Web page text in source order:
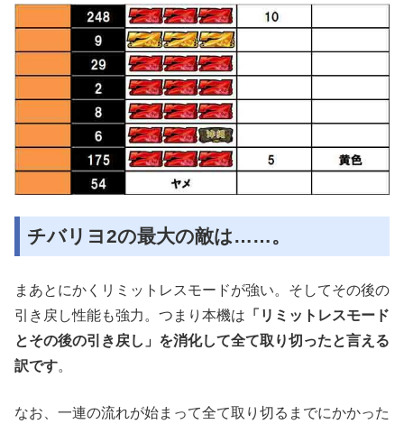
チバリヨ2の最大の敵は……。
まあとにかくリミットレスモードが強い。そしてその後の
引き戻し性能も強力。つまり本機は 「リミットレスモード
とその後の引き戻し」を消化して全て取り切ったと言える
訳です。
なお、一連の流れが始まって全て取り切るまでにかかった